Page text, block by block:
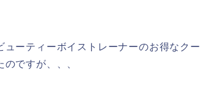
ーティーボイストレーナーのお得なクー
ですが、、、